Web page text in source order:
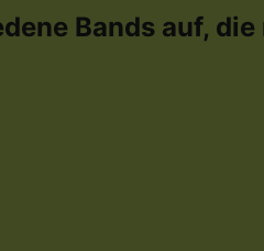
Bands auf,